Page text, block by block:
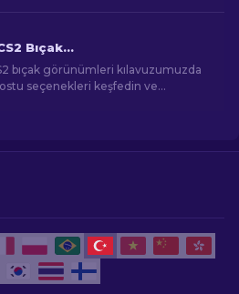
En Ucuz CS2 Bıçak Görünümleri [2026]
bıçak görünümleri kılavuzumuzda
seçenekleri keşfedin ve